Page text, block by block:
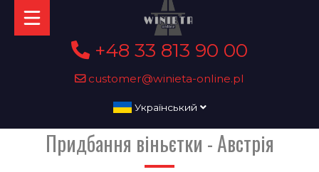
+48 33 813 90 00
customer@winieta-online.pl
Український
Придбання віньєтки - Австрія